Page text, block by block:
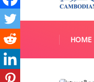
HOME